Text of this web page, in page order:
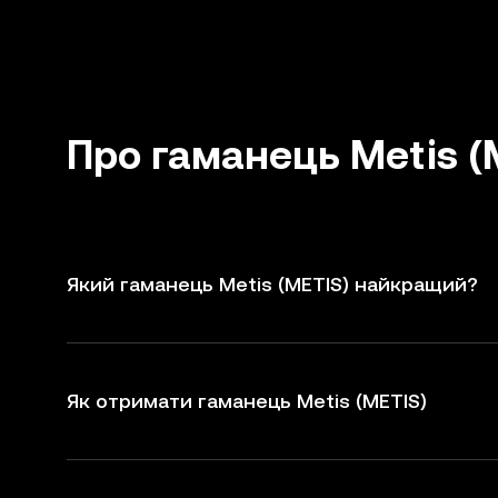
Про гаманець Metis
Який гаманець Metis (METIS) найкращий?
Як отримати гаманець Metis (METIS)